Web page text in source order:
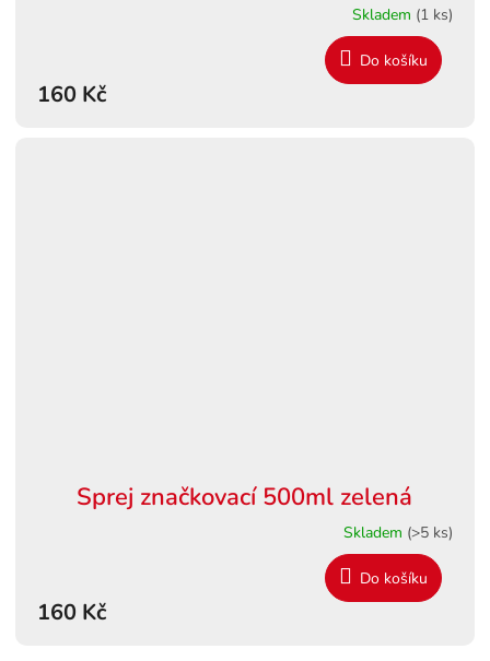
Skladem (1 ks)
160 Kč
Do košíku
Sprej značkovací 500ml zelená
Skladem (>5 ks)
160 Kč
Do košíku